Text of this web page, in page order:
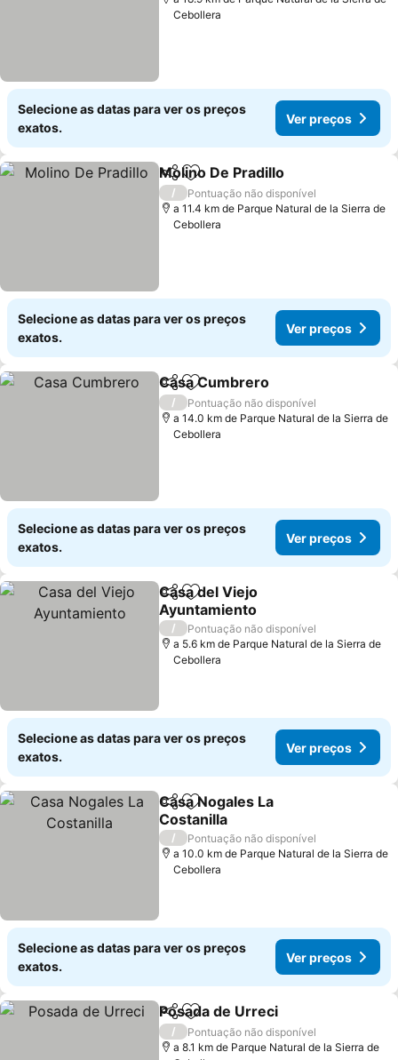
Cebollera
Selecione as datas para ver os preços
exatos.
Ver preços
PartilharAdicionar aos favoritos
Molino De Pradillo
/
Pontuação não disponível
a 11.4 km de Parque Natural de la Sierra de
Cebollera
Selecione as datas para ver os preços
exatos.
Ver preços
PartilharAdicionar aos favoritos
Casa Cumbrero
/
Pontuação não disponível
a 14.0 km de Parque Natural de la Sierra de
Cebollera
Selecione as datas para ver os preços
exatos.
Ver preços
PartilharAdicionar aos favoritos
Casa del Viejo
Ayuntamiento
/
Pontuação não disponível
a 5.6 km de Parque Natural de la Sierra de
Cebollera
Selecione as datas para ver os preços
exatos.
Ver preços
PartilharAdicionar aos favoritos
Casa Nogales La
Costanilla
/
Pontuação não disponível
a 10.0 km de Parque Natural de la Sierra de
Cebollera
Selecione as datas para ver os preços
exatos.
Ver preços
PartilharAdicionar aos favoritos
Posada de Urreci
/
Pontuação não disponível
a 8.1 km de Parque Natural de la Sierra de